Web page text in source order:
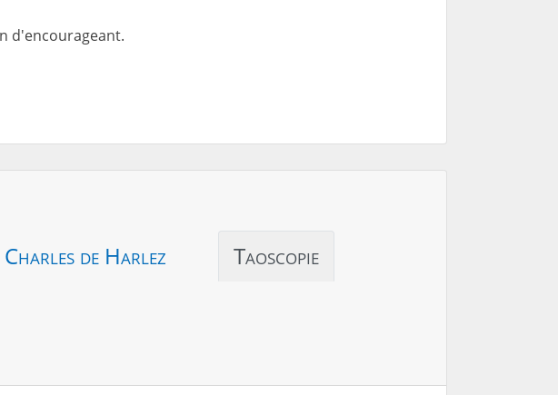
d'encourageant.
Charles de Harlez Taoscopie